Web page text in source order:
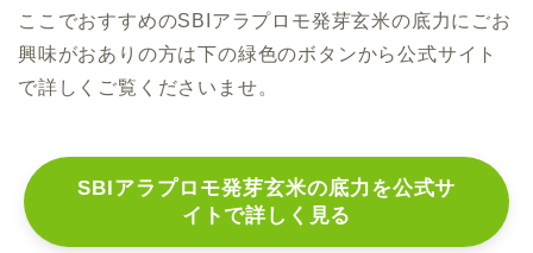
ここでおすすめのSBIアラプロモ発芽玄米の底力にごお
興味がおありの方は下の緑色のボタンから公式サイト
で詳しくご覧くださいませ。
SBIアラプロモ発芽玄米の底力を公式サ
イトで詳しく見る